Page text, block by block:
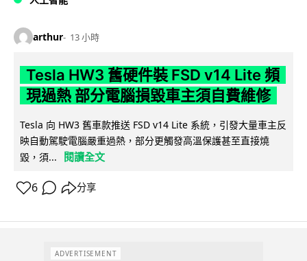
arthur 13 小時
Tesla HW3 舊硬件裝 FSD v14 Lite 頻
現過熱 部分電腦損毀車主須自費維修
Tesla 向 HW3 舊車款推送 FSD v14 Lite 系統，引發大量車主反
映自動駕駛電腦嚴重過熱，部分更觸發高溫保護甚至直接燒
毀，須...
閱讀全文
6 分享
ADVERTISEMENT